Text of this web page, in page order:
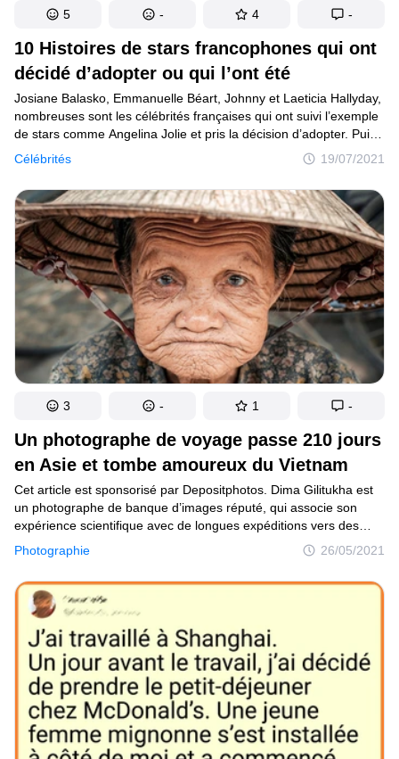
10 Histoires de stars francophones qui ont
décidé d’adopter ou qui l’ont été
Célébrités 19/07/2021
Josiane Balasko, Emmanuelle Béart, Johnny et Laeticia Hallyday,
nombreuses sont les célébrités françaises qui ont suivi l’exemple
de stars comme Angelina Jolie et pris la décision d’adopter. Puis
il y a des personnalités qui ont elles-mêmes été adoptées étant
5 - 4 -
Un photographe de voyage passe 210 jours
en Asie et tombe amoureux du Vietnam
Photographie 26/05/2021
Cet article est sponsorisé par Depositphotos. Dima Gilitukha est
un photographe de banque d’images réputé, qui associe son
expérience scientifique avec de longues expéditions vers des
pays exotiques. Ses séries photo dans le cadre de sa recherche
sur les feux de forêts l’ont fait connaître sur Depositphotos.Dima
a récemment passé 210 jours en Asie, dont un séjour d’un mois
au Vietnam. Pour le périple, il avait pris son appareil et ses
objectifs. L’intention du photographe était de continuer à générer
du contenu de banque d’images tout en voyageant.
3 - 1 -